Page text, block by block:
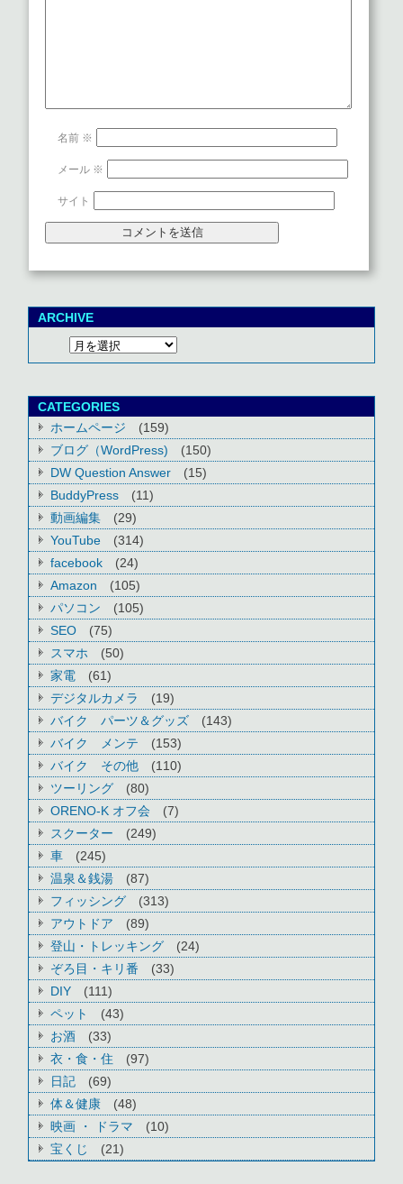
名前 ※
メール ※
サイト
ARCHIVE
CATEGORIES
ホームページ
(159)
ブログ（WordPress)
(150)
DW Question Answer
(15)
BuddyPress
(11)
動画編集
(29)
YouTube
(314)
facebook
(24)
Amazon
(105)
パソコン
(105)
SEO
(75)
スマホ
(50)
家電
(61)
デジタルカメラ
(19)
バイク パーツ＆グッズ
(143)
バイク メンテ
(153)
バイク その他
(110)
ツーリング
(80)
ORENO-K オフ会
(7)
スクーター
(249)
車
(245)
温泉＆銭湯
(87)
フィッシング
(313)
アウトドア
(89)
登山・トレッキング
(24)
ぞろ目・キリ番
(33)
DIY
(111)
ペット
(43)
お酒
(33)
衣・食・住
(97)
日記
(69)
体＆健康
(48)
映画 ・ ドラマ
(10)
宝くじ
(21)